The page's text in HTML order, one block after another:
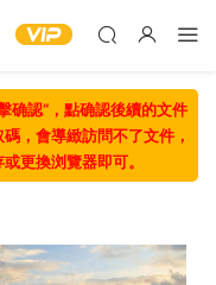
确認“，點确認後續的文件
，會導緻訪問不了文件，
更換浏覽器即可。